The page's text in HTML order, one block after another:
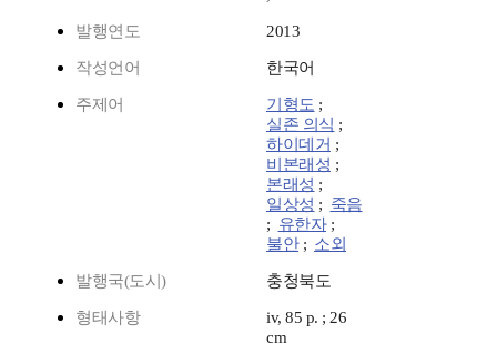
발행연도 2013
작성언어 한국어
주제어 기형도 ;
실존 의식 ;
하이데거 ;
비본래성 ;
본래성 ;
일상성 ; 죽음
; 유한자;
불안; 소외
발행국(도시) 충청북도
형태사항
iv, 85 p. ; 26
cm